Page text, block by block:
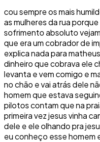
cou sempre os mais
as mulheres da rua
sofrimento absoluto
que era um cobrador de
explica nada para
dinheiro que cobrava ele
levanta e vem comigo e
no chão e vai atrás dele
homem que estava
pilotos contam que na
primeira vez jesus vinha
dele e ele olhando pra
eu conheço esse homem